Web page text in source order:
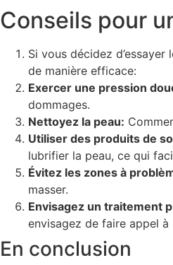
Conseils pour
Si vous décidez
de manière efficace:
Exercer une pression
dommages.
Nettoyez la peau:
Utiliser des produits de
lubrifier la peau, ce qui
Évitez les zones à
masser.
Envisagez un traitement
envisagez de faire appel
En conclusion